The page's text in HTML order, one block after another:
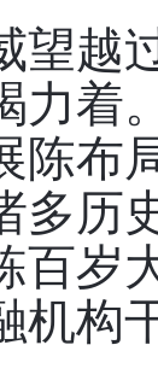
望越
力着
陈布
多历
百岁
机构